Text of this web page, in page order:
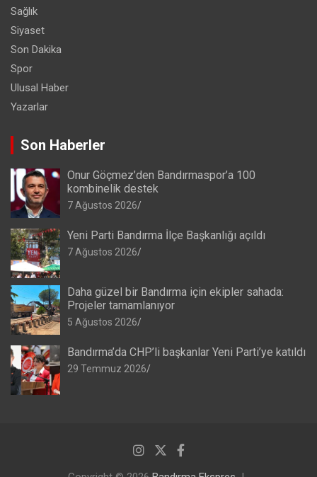
Sağlık
Siyaset
Son Dakika
Spor
Ulusal Haber
Yazarlar
Son Haberler
Onur Göçmez’den Bandırmaspor’a 100
kombinelik destek
7 Ağustos 2026
Yeni Parti Bandırma İlçe Başkanlığı açıldı
7 Ağustos 2026
Daha güzel bir Bandırma için ekipler sahada:
Projeler tamamlanıyor
5 Ağustos 2026
Bandırma’da CHP’li başkanlar Yeni Parti’ye katıldı
29 Temmuz 2026